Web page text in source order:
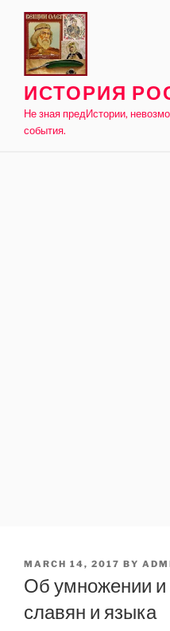
content
ИСТОРИЯ
Не зная предИстории,
события.
POSTED
ON
MARCH 14, 2017 BY
Об умножении и
славян и языка